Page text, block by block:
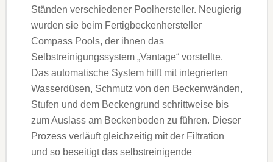
Ständen verschiedener Poolhersteller. Neugierig
wurden sie beim Fertigbeckenhersteller
Compass Pools, der ihnen das
Selbstreinigungssystem „Vantage“ vorstellte.
Das automatische System hilft mit integrierten
Wasserdüsen, Schmutz von den Beckenwänden,
Stufen und dem Beckengrund schrittweise bis
zum Auslass am Beckenboden zu führen. Dieser
Prozess verläuft gleichzeitig mit der Filtration
und so beseitigt das selbstreinigende